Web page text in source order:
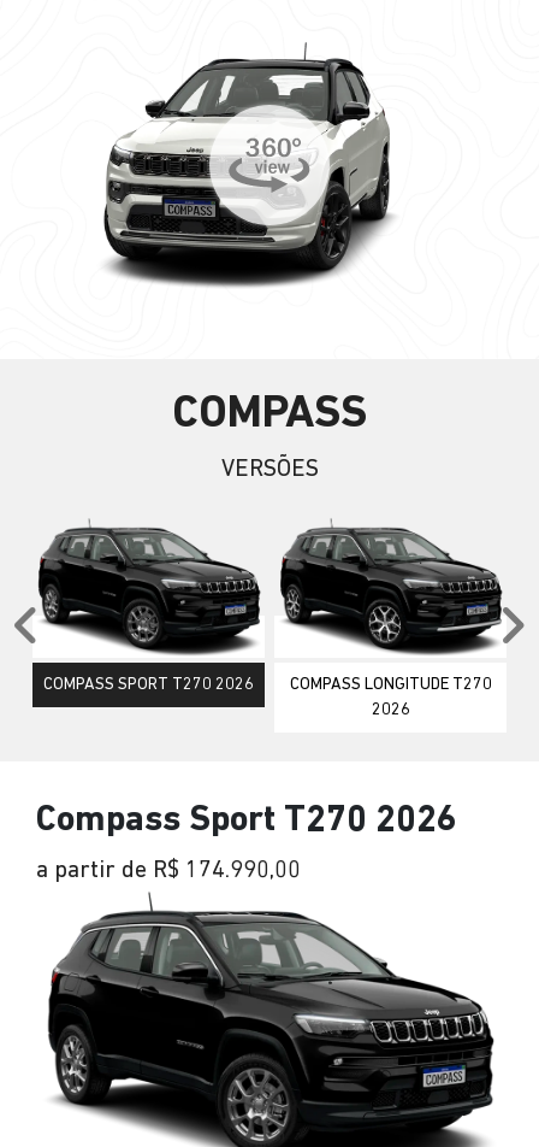
COMPASS
VERSÕES
COMPASS SPORT T270 2026
COMPASS LONGITUDE T270
2026
Anterior
Compass Sport T270 2026
a partir de R$ 174.990,00